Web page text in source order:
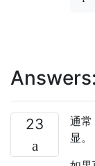
Answers:
23
通常
显。